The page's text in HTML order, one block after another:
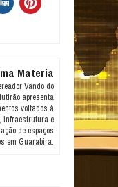
Materia
Vando do
apresenta
voltados à
infraestrutura e
de espaços
em Guarabira.